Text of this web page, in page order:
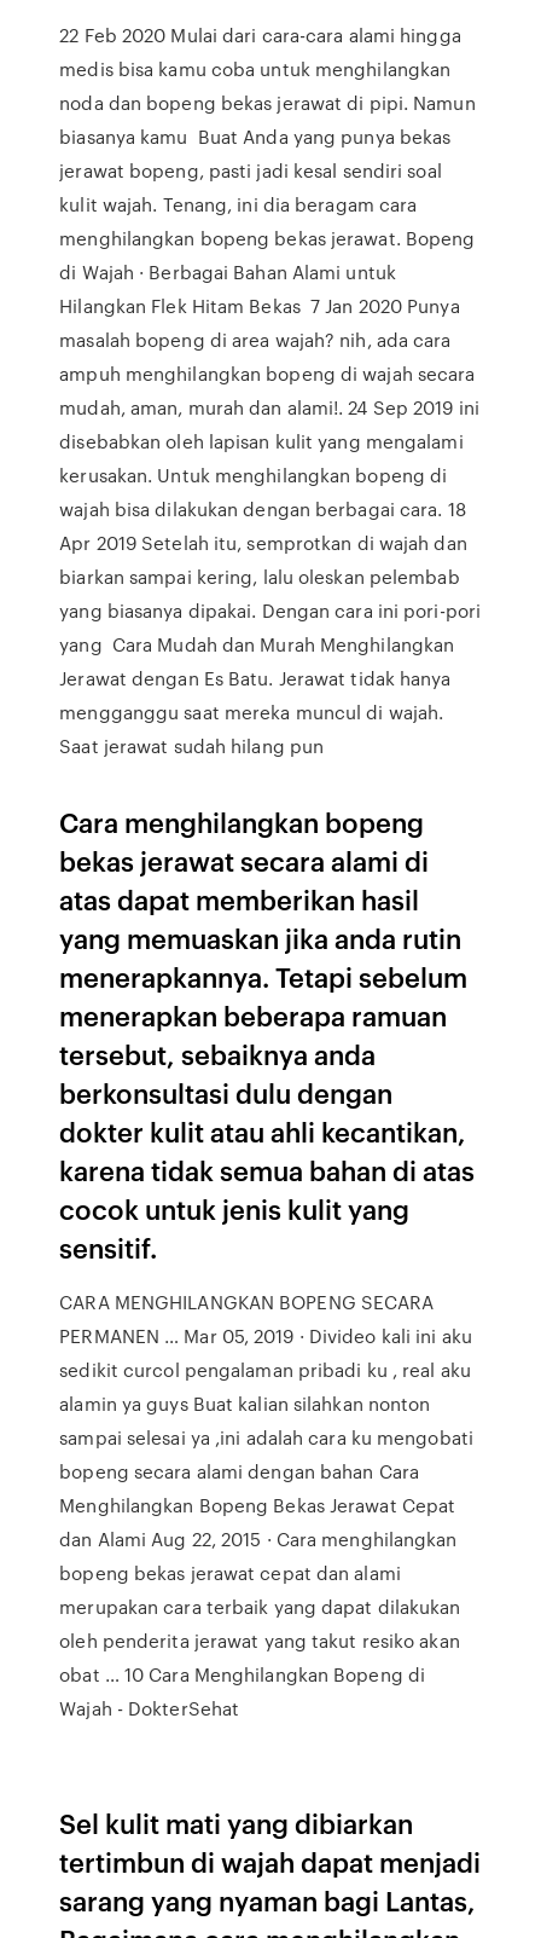
22 Feb 2020 Mulai dari cara-cara alami hingga
medis bisa kamu coba untuk menghilangkan
noda dan bopeng bekas jerawat di pipi. Namun
biasanya kamu Buat Anda yang punya bekas
jerawat bopeng, pasti jadi kesal sendiri soal
kulit wajah. Tenang, ini dia beragam cara
menghilangkan bopeng bekas jerawat. Bopeng
di Wajah · Berbagai Bahan Alami untuk
Hilangkan Flek Hitam Bekas 7 Jan 2020 Punya
masalah bopeng di area wajah? nih, ada cara
ampuh menghilangkan bopeng di wajah secara
mudah, aman, murah dan alami!. 24 Sep 2019 ini
disebabkan oleh lapisan kulit yang mengalami
kerusakan. Untuk menghilangkan bopeng di
wajah bisa dilakukan dengan berbagai cara. 18
Apr 2019 Setelah itu, semprotkan di wajah dan
biarkan sampai kering, lalu oleskan pelembab
yang biasanya dipakai. Dengan cara ini pori-pori
yang Cara Mudah dan Murah Menghilangkan
Jerawat dengan Es Batu. Jerawat tidak hanya
mengganggu saat mereka muncul di wajah.
Saat jerawat sudah hilang pun
Cara menghilangkan bopeng
bekas jerawat secara alami di
atas dapat memberikan hasil
yang memuaskan jika anda rutin
menerapkannya. Tetapi sebelum
menerapkan beberapa ramuan
tersebut, sebaiknya anda
berkonsultasi dulu dengan
dokter kulit atau ahli kecantikan,
karena tidak semua bahan di atas
cocok untuk jenis kulit yang
sensitif.
CARA MENGHILANGKAN BOPENG SECARA
PERMANEN … Mar 05, 2019 · Divideo kali ini aku
sedikit curcol pengalaman pribadi ku , real aku
alamin ya guys Buat kalian silahkan nonton
sampai selesai ya ,ini adalah cara ku mengobati
bopeng secara alami dengan bahan Cara
Menghilangkan Bopeng Bekas Jerawat Cepat
dan Alami Aug 22, 2015 · Cara menghilangkan
bopeng bekas jerawat cepat dan alami
merupakan cara terbaik yang dapat dilakukan
oleh penderita jerawat yang takut resiko akan
obat … 10 Cara Menghilangkan Bopeng di
Wajah - DokterSehat
Sel kulit mati yang dibiarkan
tertimbun di wajah dapat menjadi
sarang yang nyaman bagi Lantas,